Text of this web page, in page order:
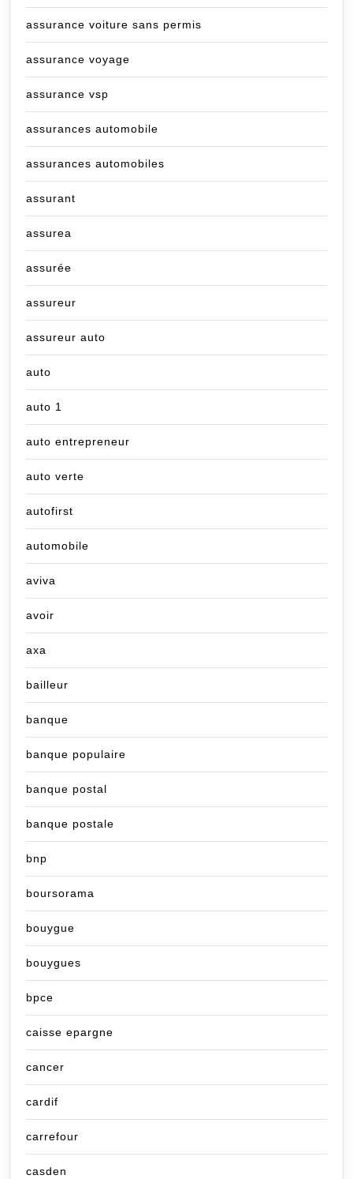
assurance voiture sans permis
assurance voyage
assurance vsp
assurances automobile
assurances automobiles
assurant
assurea
assurée
assureur
assureur auto
auto
auto 1
auto entrepreneur
auto verte
autofirst
automobile
aviva
avoir
axa
bailleur
banque
banque populaire
banque postal
banque postale
bnp
boursorama
bouygue
bouygues
bpce
caisse epargne
cancer
cardif
carrefour
casden